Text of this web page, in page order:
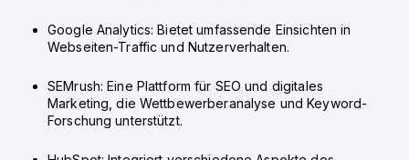
Google Analytics: Bietet umfassende Einsichten in
Webseiten-Traffic und Nutzerverhalten.
SEMrush: Eine Plattform für SEO und digitales
Marketing, die Wettbewerberanalyse und Keyword-
Forschung unterstützt.